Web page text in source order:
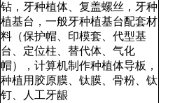
钻，牙种植体、复盖螺丝，牙种
植基台，一般牙种植基台配套材
料（保护帽、印模套、代型基
台、定位柱、替代体、气化
帽），计算机制作种植体导板，
种植用胶原膜、钛膜、骨粉、钛
钉、人工牙龈